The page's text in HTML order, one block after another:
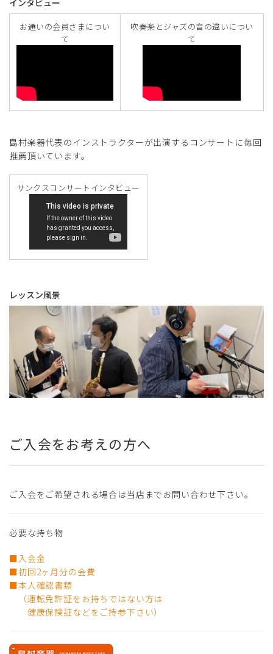
お通いの会員さまについ
て
吹奏楽とジャズの音の違いについ
て
島村楽器代表のインストラクターが出演するコンサートに毎回
推薦頂いています。
サンクスコンサートインタビュー
レッスン風景
ご入会をお考えの方へ
ご入会をご希望される場合は当店までお問い合わせ下さい。
必要な持ち物
■入会金
■初回2ヶ月分の会費
■本人確認書類
（運転免許証をお持ちではない方は
健康保険証などをご持参下さい）